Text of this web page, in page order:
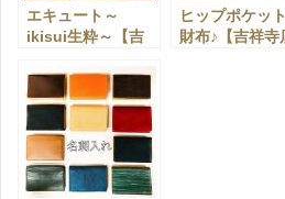
エキュート～
ikisui生粋～【吉
ヒップポケッ
財布♪【吉祥寺